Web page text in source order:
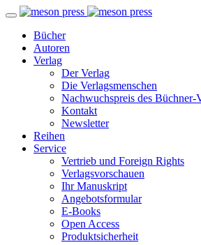
Bücher
Autoren
Verlag
Der Verlag
Die Verlagsmenschen
Nachwuchspreis des Büchner-
Kontakt
Newsletter
Reihen
Service
Vertrieb und Foreign Rights
Verlagsvorschauen
Ihr Manuskript
Angebotsformular
E-Books
Open Access
Produktsicherheit